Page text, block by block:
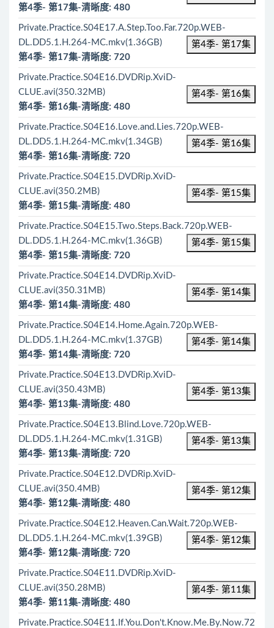
第4季- 第17集-清晰度: 480
Private.Practice.S04E17.A.Step.Too.Far.720p.WEB-
DL.DD5.1.H.264-MC.mkv(1.36GB)
第4季- 第17集
第4季- 第17集-清晰度: 720
Private.Practice.S04E16.DVDRip.XviD-
CLUE.avi(350.32MB)
第4季- 第16集
第4季- 第16集-清晰度: 480
Private.Practice.S04E16.Love.and.Lies.720p.WEB-
DL.DD5.1.H.264-MC.mkv(1.34GB)
第4季- 第16集
第4季- 第16集-清晰度: 720
Private.Practice.S04E15.DVDRip.XviD-
CLUE.avi(350.2MB)
第4季- 第15集
第4季- 第15集-清晰度: 480
Private.Practice.S04E15.Two.Steps.Back.720p.WEB-
DL.DD5.1.H.264-MC.mkv(1.36GB)
第4季- 第15集
第4季- 第15集-清晰度: 720
Private.Practice.S04E14.DVDRip.XviD-
CLUE.avi(350.31MB)
第4季- 第14集
第4季- 第14集-清晰度: 480
Private.Practice.S04E14.Home.Again.720p.WEB-
DL.DD5.1.H.264-MC.mkv(1.37GB)
第4季- 第14集
第4季- 第14集-清晰度: 720
Private.Practice.S04E13.DVDRip.XviD-
CLUE.avi(350.43MB)
第4季- 第13集
第4季- 第13集-清晰度: 480
Private.Practice.S04E13.Blind.Love.720p.WEB-
DL.DD5.1.H.264-MC.mkv(1.31GB)
第4季- 第13集
第4季- 第13集-清晰度: 720
Private.Practice.S04E12.DVDRip.XviD-
CLUE.avi(350.4MB)
第4季- 第12集
第4季- 第12集-清晰度: 480
Private.Practice.S04E12.Heaven.Can.Wait.720p.WEB-
DL.DD5.1.H.264-MC.mkv(1.39GB)
第4季- 第12集
第4季- 第12集-清晰度: 720
Private.Practice.S04E11.DVDRip.XviD-
CLUE.avi(350.28MB)
第4季- 第11集
第4季- 第11集-清晰度: 480
Private.Practice.S04E11.If.You.Don't.Know.Me.By.Now.72